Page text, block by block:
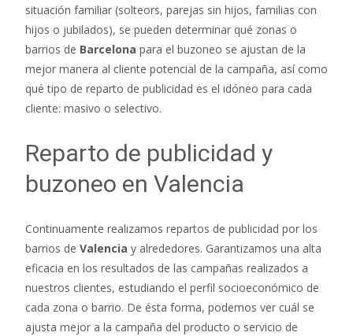
situación familiar (solteors, parejas sin hijos, familias con
hijos o jubilados), se pueden determinar qué zonas o
barrios de Barcelona para el buzoneo se ajustan de la
mejor manera al cliente potencial de la campaña, así como
qué tipo de reparto de publicidad es el idóneo para cada
cliente: masivo o selectivo.
Reparto de publicidad y
buzoneo en Valencia
Continuamente realizamos repartos de publicidad por los
barrios de Valencia y alrededores. Garantizamos una alta
eficacia en los resultados de las campañas realizados a
nuestros clientes, estudiando el perfil socioeconómico de
cada zona o barrio. De ésta forma, podemos ver cuál se
ajusta mejor a la campaña del producto o servicio de